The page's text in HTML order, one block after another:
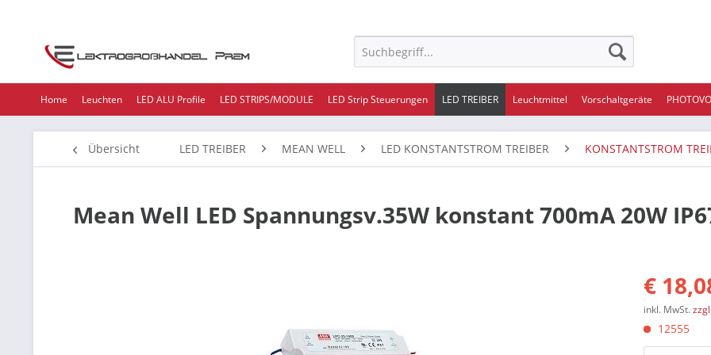
Home Leuchten LED ALU Profile LED STRIPS/MODULE LED Strip Steuerungen LED TREIBER Leuchtmittel Vorschaltgeräte
Übersicht LED TREIBER MEAN WELL LED KONSTANTSTROM TREIBER KONSTANTSTROM
Mean Well LED Spannungsv.35W konstant 700mA 20W
€
inkl. MwSt.
12555